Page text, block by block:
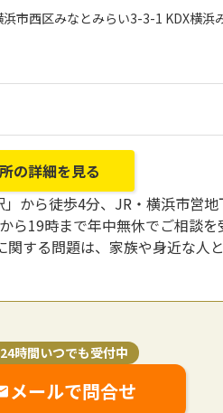
市西区みなとみらい3-3-1 KDX横浜
の詳細を見る
から徒歩4分、JR・横浜市営地
ら19時まで年中無休でご相談
する問題は、家族や身近な人
24時間いつでも受付中
メールで問合せ